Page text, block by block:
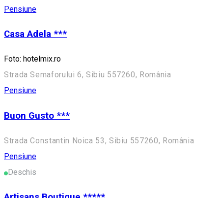
Pensiune
Casa Adela ***
Foto: hotelmix.ro
Strada Semaforului 6, Sibiu 557260, România
Pensiune
Buon Gusto ***
Strada Constantin Noica 53, Sibiu 557260, România
Pensiune
Deschis